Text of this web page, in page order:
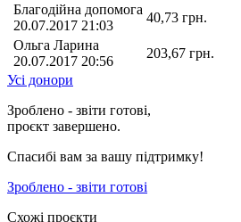
Благодійна допомога
20.07.2017 21:03
40,73 грн.
Ольга Ларина
20.07.2017 20:56
203,67 грн.
Усі донори
Зроблено - звіти готові,
проєкт завершено.
Спасибі вам за вашу підтримку!
Зроблено - звіти готові
Схожі проєкти